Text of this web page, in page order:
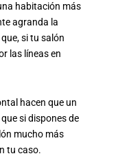
habitación más
agranda la
si tu salón
las líneas en
hacen que un
si dispones de
mucho más
tu caso.